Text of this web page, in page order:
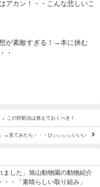
アカン！・・こんな悲しいこ
が素敵すぎる！→本に挟む
・
この対処法は覚えておくべき！
→見てみたら・・・ひぃぃぃぃいいい
ました」旭山動物園の動物紹介
・「素晴らしい取り組み」